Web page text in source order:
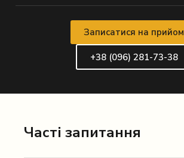
Записатися на прийом
+38 (096) 281-73-38
Часті запитання